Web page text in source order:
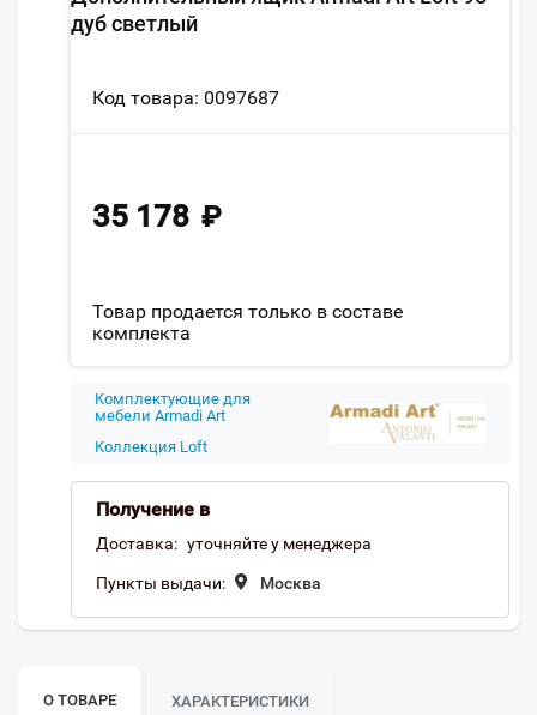
дуб светлый
Код товара: 0097687
35 178 ₽
Товар продается только в составе
комплекта
Комплектующие для
мебели Armadi Art
Коллекция Loft
Получение в
Доставка: уточняйте у менеджера
Пункты выдачи: Москва
О ТОВАРЕ ХАРАКТЕРИСТИКИ